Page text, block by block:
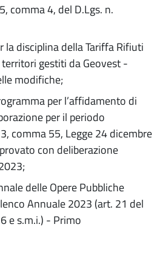
comma 4, del D.Lgs. n.
la disciplina della Tariffa Rifiuti
gestiti da Geovest -
modifiche;
per l’affidamento di
per il periodo
comma 55, Legge 24 dicembre
con deliberazione
delle Opere Pubbliche
Annuale 2023 (art. 21 del
e s.m.i.) - Primo